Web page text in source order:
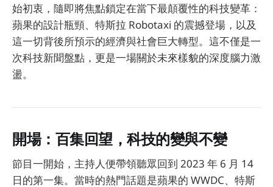
始初衷，隨即將焦點鎖定在當下最顛覆性的科技變革：
蘋果的設計瓶頸、特斯拉 Robotaxi 的震撼登場，以及
這一切背後所預示的經濟與社會巨大轉型。這不僅是一
次科技新聞盤點，更是一場關於未來樣貌的深度腦力激
盪。
開場：百集回望，科技的變與不變
節目一開始，主持人便帶領聽眾回到 2023 年 6 月 14
日的第一集。當時的熱門話題是蘋果的 WWDC、特斯